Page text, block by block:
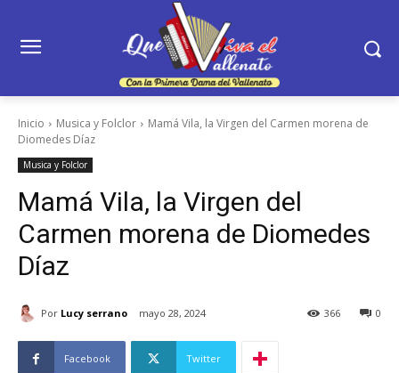
Inicio Musica y Folclor
Mamá Vila, la Virgen del Carmen morena de
Diomedes Díaz
Musica y Folclor
Mamá Vila, la Virgen del
Carmen morena de Diomedes
Díaz
Por Lucy serrano mayo 28, 2024 0
366
Facebook Twitter